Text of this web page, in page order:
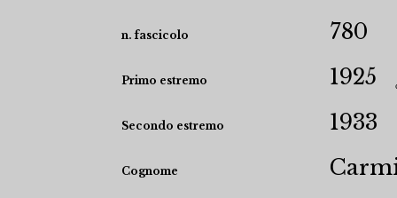
n. fascicolo 780
Primo estremo 1925
Secondo estremo 1933
Cognome